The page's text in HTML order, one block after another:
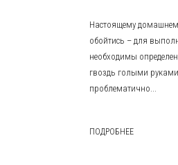
Настоящему
обойтись – для
необходимы
гвоздь голыми
проблематично...
ПОДРОБНЕЕ